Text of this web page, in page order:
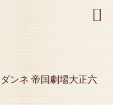
ンネ 帝国劇場大正六